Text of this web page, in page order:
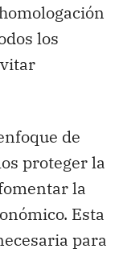
los
de
proteger la
la
Esta
para